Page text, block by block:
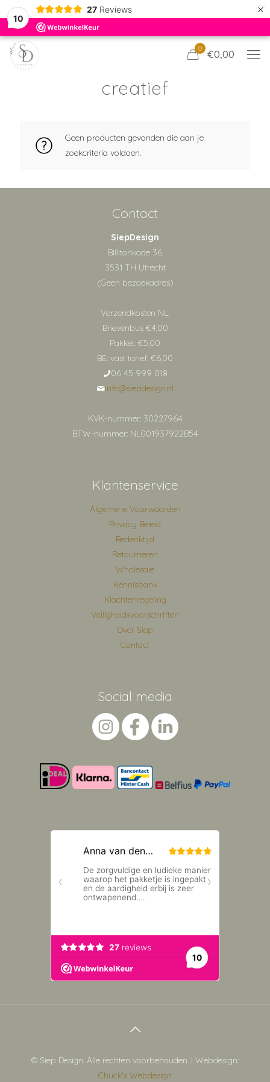
10
27 Reviews ×
0 €0,00
creatief
Geen producten gevonden die aan je
zoekcriteria voldoen.
Contact
SiepDesign
Billitonkade 36
3531 TH Utrecht
(Geen bezoekadres)
Verzendkosten NL:
Brievenbus €4,00
Pakket: €5,00
BE: vast tarief: €6,00
06 45 999 018
info@siepdesign.nl
KVK-nummer: 30227964
BTW-nummer: NL001937922B54
Klantenservice
Algemene Voorwaarden
Privacy Beleid
Bedenktijd
Retourneren
Wholesale
Kennisbank
Klachtenregeling
Veiligheidsvoorschriften
Over Siep
Contact
Social media
© Siep Design. Alle rechten voorbehouden. | Webdesign:
Chuck's Webdesign